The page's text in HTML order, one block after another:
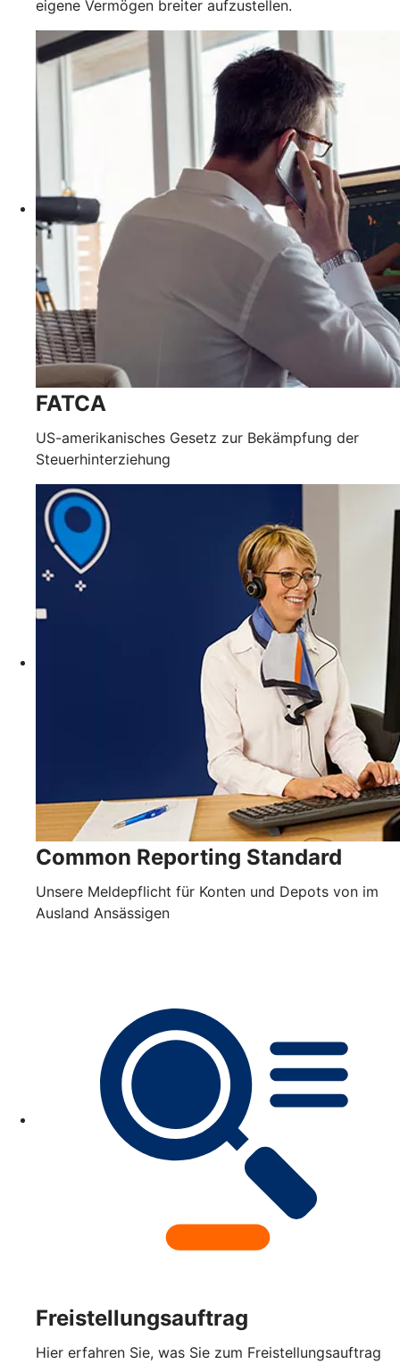
eigene Vermögen breiter aufzustellen.
FATCA
US-amerikanisches Gesetz zur Bekämpfung der
Steuerhinterziehung
Common Reporting Standard
Unsere Meldepflicht für Konten und Depots von im
Ausland Ansässigen
Freistellungsauftrag
Hier erfahren Sie, was Sie zum Freistellungsauftrag